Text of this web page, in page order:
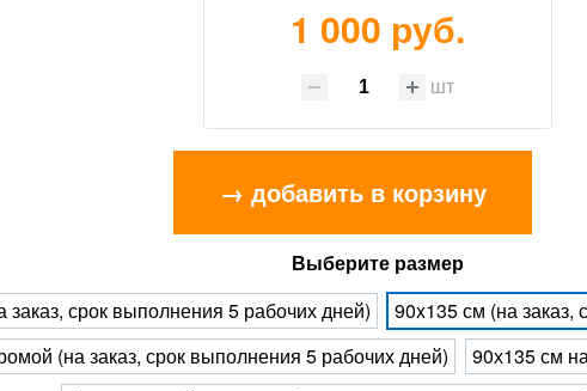
1 000 руб.
шт
→ добавить в корзину
Выберите размер
заказ, срок выполнения 5 рабочих дней)
90x135 см (на заказ,
(на заказ, срок выполнения 5 рабочих дней)
90х135 см